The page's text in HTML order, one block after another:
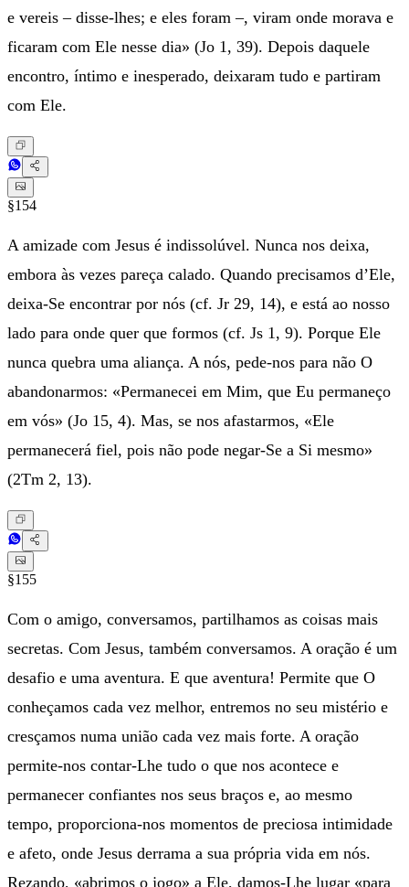
e vereis – disse-lhes; e eles foram –, viram onde morava e
ficaram com Ele nesse dia» (Jo 1, 39). Depois daquele
encontro, íntimo e inesperado, deixaram tudo e partiram
com Ele.
§154
A amizade com Jesus é indissolúvel. Nunca nos deixa,
embora às vezes pareça calado. Quando precisamos d’Ele,
deixa-Se encontrar por nós (cf. Jr 29, 14), e está ao nosso
lado para onde quer que formos (cf. Js 1, 9). Porque Ele
nunca quebra uma aliança. A nós, pede-nos para não O
abandonarmos: «Permanecei em Mim, que Eu permaneço
em vós» (Jo 15, 4). Mas, se nos afastarmos, «Ele
permanecerá fiel, pois não pode negar-Se a Si mesmo»
(2Tm 2, 13).
§155
Com o amigo, conversamos, partilhamos as coisas mais
secretas. Com Jesus, também conversamos. A oração é um
desafio e uma aventura. E que aventura! Permite que O
conheçamos cada vez melhor, entremos no seu mistério e
cresçamos numa união cada vez mais forte. A oração
permite-nos contar-Lhe tudo o que nos acontece e
permanecer confiantes nos seus braços e, ao mesmo
tempo, proporciona-nos momentos de preciosa intimidade
e afeto, onde Jesus derrama a sua própria vida em nós.
Rezando, «abrimos o jogo» a Ele, damos-Lhe lugar «para